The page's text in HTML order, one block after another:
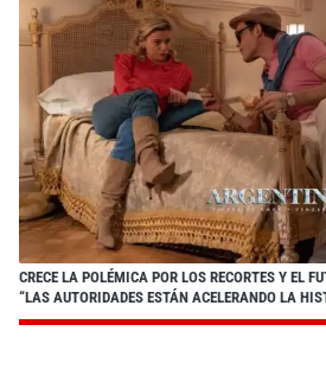
CRECE LA POLÉMICA POR LOS RECORTES Y EL
“LAS AUTORIDADES ESTÁN ACELERANDO LA